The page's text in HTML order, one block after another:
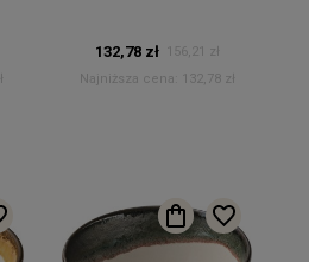
132,78 zł
156,21 zł
Najniższa cena:
132,78 zł